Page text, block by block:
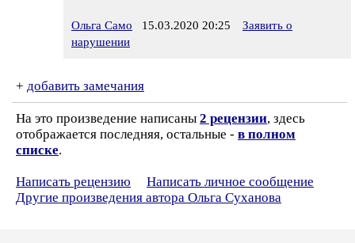
Ольга Само 15.03.2020 20:25
Заявить о
нарушении
+ добавить замечания
На это произведение написаны 2 рецензии, здесь
отображается последняя, остальные - в полном
списке.
Написать рецензию
Написать личное сообщение
Другие произведения автора Ольга Суханова